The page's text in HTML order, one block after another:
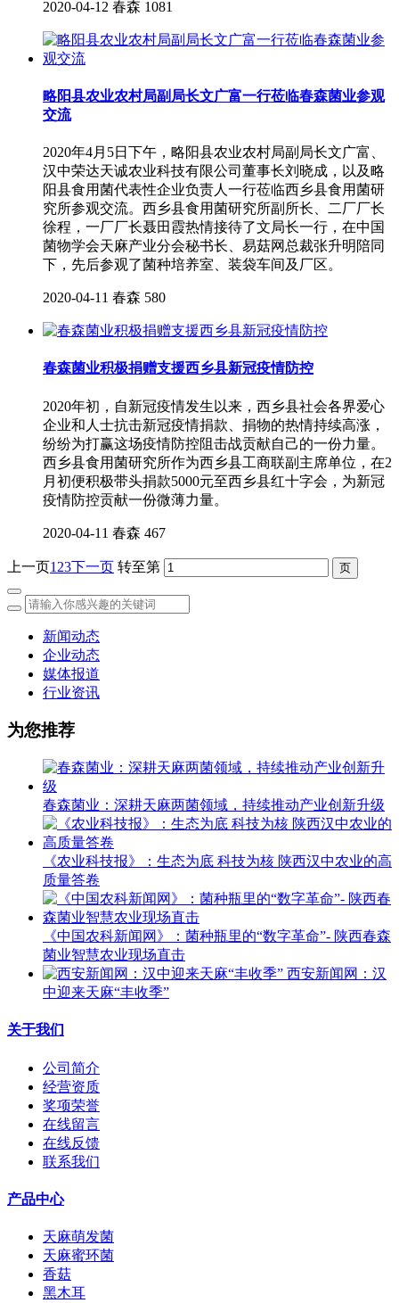
2020-04-12 春森 1081
略阳县农业农村局副局长文广富一行莅临春森菌业参观
交流
2020年4月5日下午，略阳县农业农村局副局长文广富、
汉中荣达天诚农业科技有限公司董事长刘晓成，以及略
阳县食用菌代表性企业负责人一行莅临西乡县食用菌研
究所参观交流。西乡县食用菌研究所副所长、二厂厂长
徐程，一厂厂长聂田霞热情接待了文局长一行，在中国
菌物学会天麻产业分会秘书长、易菇网总裁张升明陪同
下，先后参观了菌种培养室、装袋车间及厂区。
2020-04-11 春森 580
春森菌业积极捐赠支援西乡县新冠疫情防控
2020年初，自新冠疫情发生以来，西乡县社会各界爱心
企业和人士抗击新冠疫情捐款、捐物的热情持续高涨，
纷纷为打赢这场疫情防控阻击战贡献自己的一份力量。
西乡县食用菌研究所作为西乡县工商联副主席单位，在2
月初便积极带头捐款5000元至西乡县红十字会，为新冠
疫情防控贡献一份微薄力量。
2020-04-11 春森 467
上一页1 23下一页 转至第
新闻动态
企业动态
媒体报道
行业资讯
为您推荐
春森菌业：深耕天麻两菌领域，持续推动产业创新升级
《农业科技报》：生态为底 科技为核 陕西汉中农业的高
质量答卷
《中国农科新闻网》：菌种瓶里的“数字革命”- 陕西春森
菌业智慧农业现场直击
西安新闻网：汉
中迎来天麻“丰收季”
关于我们
公司简介
经营资质
奖项荣誉
在线留言
在线反馈
联系我们
产品中心
天麻萌发菌
天麻蜜环菌
香菇
黑木耳